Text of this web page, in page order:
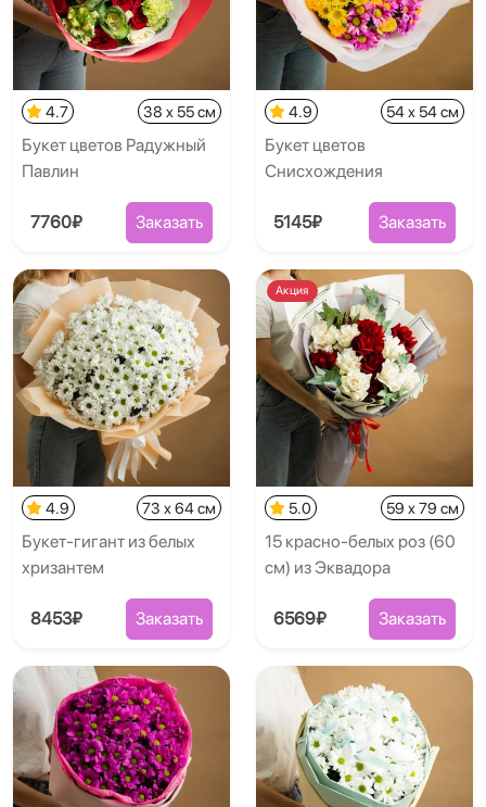
4.7 38 x 55 см
Букет цветов Радужный
Павлин
7760₽ Заказать
4.9 54 x 54 см
Букет цветов
Снисхождения
5145₽ Заказать
4.9 73 x 64 см
Букет-гигант из белых
хризантем
8453₽ Заказать
Акция
5.0 59 x 79 см
15 красно-белых роз (60
см) из Эквадора
6569₽ Заказать